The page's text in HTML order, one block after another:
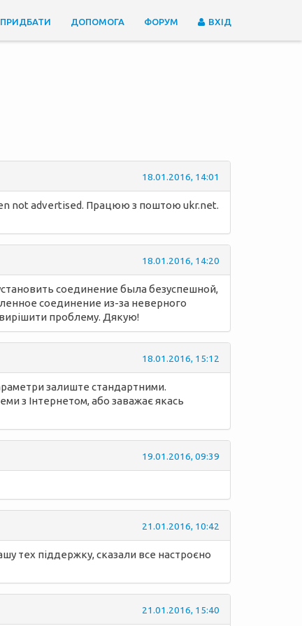
ПРИДБАТИ ДОПОМОГА ФОРУМ ВХІД
18.01.2016, 14:01
not advertised. Працюю з поштою ukr.net.
18.01.2016, 14:20
соединение была безуспешной,
соединение из-за неверного
проблему. Дякую!
18.01.2016, 15:12
залиште стандартними.
з Інтернетом, або заважає якась
19.01.2016, 09:39
21.01.2016, 10:42
тех піддержку, сказали все настроєно
21.01.2016, 15:40